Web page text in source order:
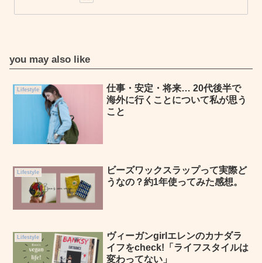
you may also like
Lifestyle
仕事・安定・将来… 20代後半で
海外に行くことについて私が思う
こと
Lifestyle
ビーズワックスラップって実際ど
うなの？約1年使ってみた感想。
Lifestyle
ヴィーガンgirlエレンのカナダラ
イフをcheck!「ライフスタイルは
変わってない」